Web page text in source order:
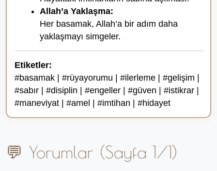
Allah’a Yaklaşma:
Her basamak, Allah’a bir adım daha
yaklaşmayı simgeler.
Etiketler:
#basamak | #rüyayorumu | #ilerleme | #gelişim |
#sabır | #disiplin | #engeller | #güven | #istikrar |
#maneviyat | #amel | #imtihan | #hidayet
💬 Yorumlar (Sayfa 1/1)